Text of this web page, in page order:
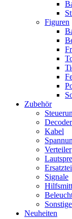
Figuren
Zubehör
Decoder
Kabel
Verteiler
Signale
Neuheiten